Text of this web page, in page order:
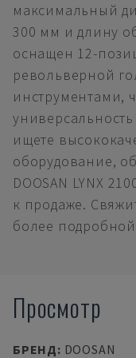
максимальный
300 мм и длину
оснащен 12-
револьверной
инструментами,
ищете
оборудование,
DOOSAN LYNX
к продаже.
более
Просмотр
БРЕНД: DOOSAN